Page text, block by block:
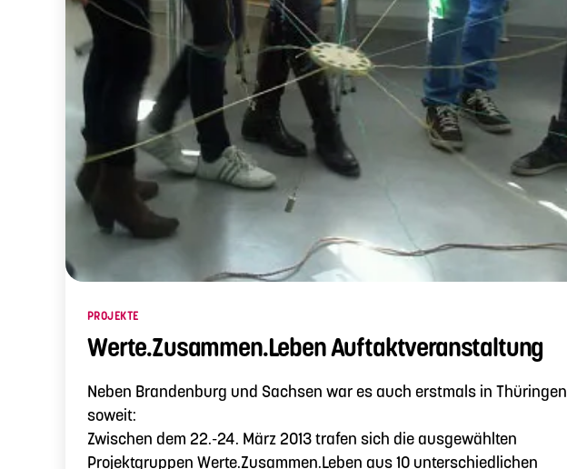
Kategorien
PROJEKTE
Werte.Zusammen.Leben Auftaktveranstaltung
Neben Brandenburg und Sachsen war es auch erstmals in Thüringen
soweit:
Zwischen dem 22.-24. März 2013 trafen sich die ausgewählten
Projektgruppen Werte.Zusammen.Leben aus 10 unterschiedlichen